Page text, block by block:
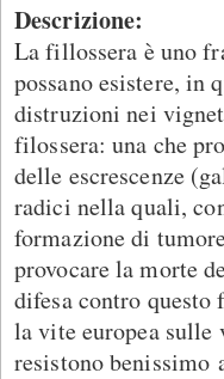
Descrizione:
La fillossera è uno
possano esistere, in
distruzioni nei
filossera: una che
delle escrescenze
radici nella quali,
formazione di
provocare la morte
difesa contro
la vite europea
resistono